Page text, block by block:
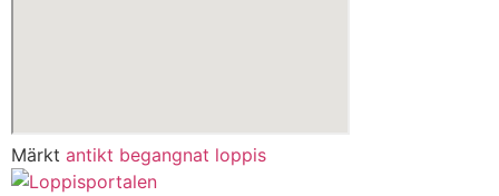
Märkt antikt begangnat loppis